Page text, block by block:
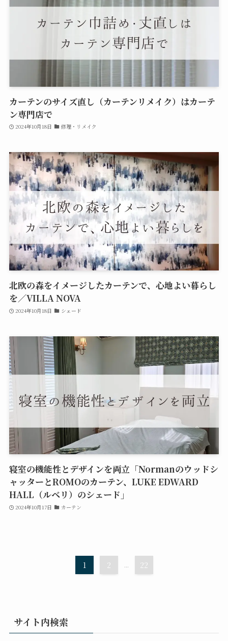
カーテンのサイズ直し（カーテンリメイク）はカーテ
ン専門店で
2024年10月18日 修理・リメイク
北欧の森をイメージしたカーテンで、心地よい暮らし
を／VILLA NOVA
2024年10月18日 シェード
寝室の機能性とデザインを両立「Normanのウッドシ
ャッターとROMOのカーテン、LUKE EDWARD
HALL（ルベリ）のシェード」
2024年10月17日 カーテン
1 2 ... 22
サイト内検索